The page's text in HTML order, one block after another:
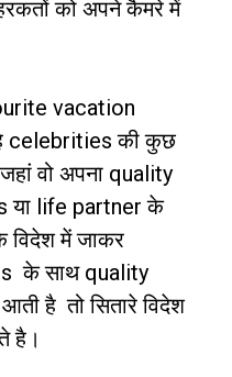
को अपने कैमरे में
vacation
celebritiesकी कुछ
जहां वो अपना quality
या life partnerके
विदेश में जाकर
के साथquality
है तो सितारे विदेश
है।